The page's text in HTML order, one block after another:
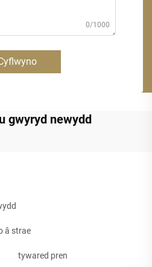
0/1000
gwyryd newydd
â strae
tywared pren